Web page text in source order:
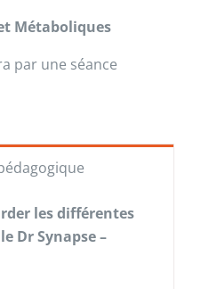
Métaboliques
par une séance
les différentes
Dr Synapse –